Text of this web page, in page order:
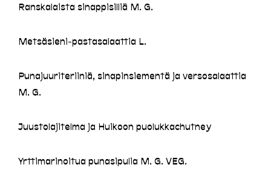
Ranskalaista sinappisilliä M. G.
Metsäsieni-pastasalaattia L.
Punajuuriteriiniä, sinapinsiementä ja versosalaattia
M. G.
Juustolajitelma ja Huikoon puolukkachutney
Yrttimarinoitua punasipulia M. G. VEG.